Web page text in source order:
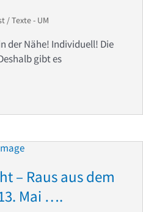
/Texte - UM
der Nähe! Individuell! Die
gibt es
– Raus aus dem
Mai ….